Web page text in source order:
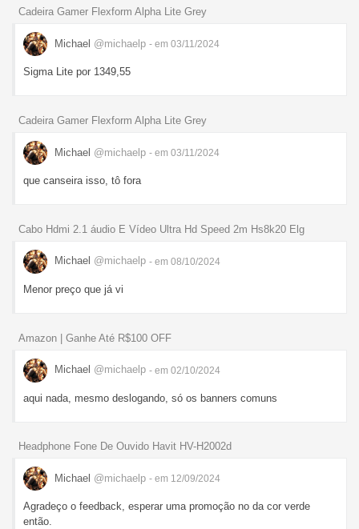
Cadeira Gamer Flexform Alpha Lite Grey
Michael @michaelp - em 03/11/2024
Sigma Lite por 1349,55
Cadeira Gamer Flexform Alpha Lite Grey
Michael @michaelp - em 03/11/2024
que canseira isso, tô fora
Cabo Hdmi 2.1 áudio E Vídeo Ultra Hd Speed 2m Hs8k20 Elg
Michael @michaelp - em 08/10/2024
Menor preço que já vi
Amazon | Ganhe Até R$100 OFF
Michael @michaelp - em 02/10/2024
aqui nada, mesmo deslogando, só os banners comuns
Headphone Fone De Ouvido Havit HV-H2002d
Michael @michaelp - em 12/09/2024
Agradeço o feedback, esperar uma promoção no da cor verde
então.